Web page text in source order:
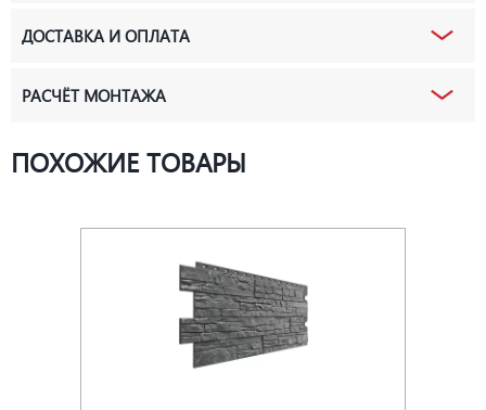
ДОСТАВКА И ОПЛАТА
РАСЧЁТ МОНТАЖА
ПОХОЖИЕ ТОВАРЫ